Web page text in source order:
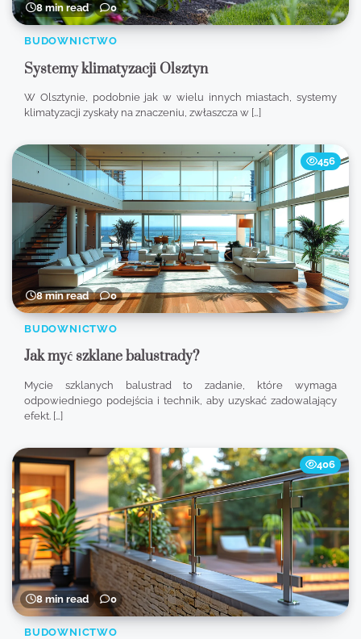
8 min read 0
BUDOWNICTWO
Systemy klimatyzacji Olsztyn
W Olsztynie, podobnie jak w wielu innych miastach, systemy
klimatyzacji zyskały na znaczeniu, zwłaszcza w […]
8 min read 0
456
BUDOWNICTWO
Jak myć szklane balustrady?
Mycie szklanych balustrad to zadanie, które wymaga
odpowiedniego podejścia i technik, aby uzyskać zadowalający
efekt. […]
8 min read 0
406
BUDOWNICTWO